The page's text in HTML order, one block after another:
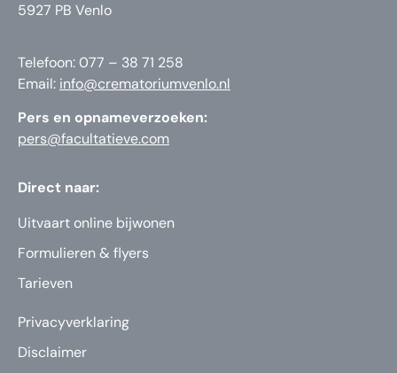
5927 PB Venlo
Telefoon: 077 – 38 71 258
Email: info@crematoriumvenlo.nl
Pers en opnameverzoeken:
pers@facultatieve.com
Direct naar:
Uitvaart online bijwonen
Formulieren & flyers
Tarieven
Privacyverklaring
Disclaimer